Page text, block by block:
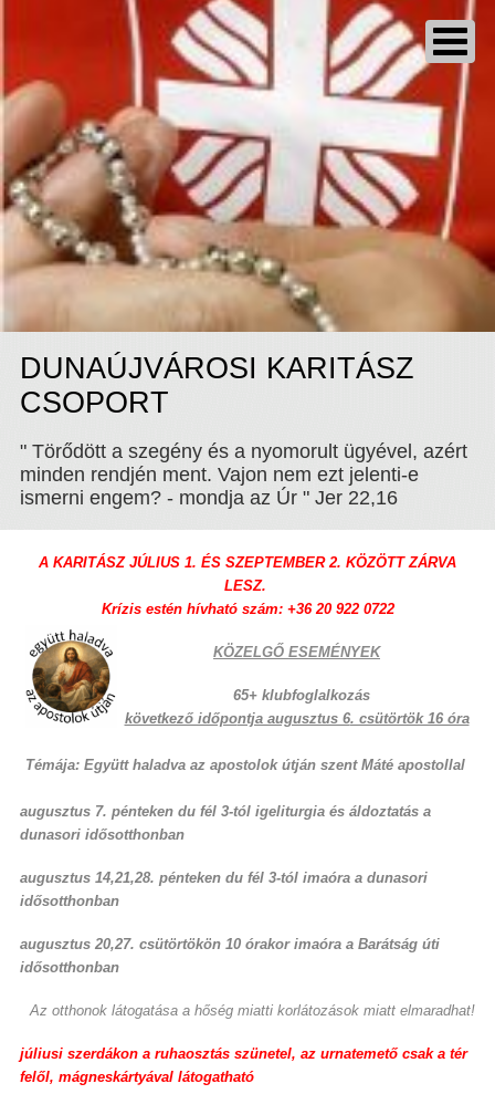
DUNAÚJVÁROSI KARITÁSZ
CSOPORT
" Törődött a szegény és a nyomorult ügyével, azért
minden rendjén ment. Vajon nem ezt jelenti-e
ismerni engem? - mondja az Úr " Jer 22,16
A KARITÁSZ JÚLIUS 1. ÉS SZEPTEMBER 2. KÖZÖTT ZÁRVA
LESZ.
Krízis estén hívható szám: +36 20 922 0722
KÖZELGŐ ESEMÉNYEK
65+ klubfoglalkozás
következő időpontja augusztus 6. csütörtök 16 óra
Témája: Együtt haladva az apostolok útján szent Máté apostollal
augusztus 7. pénteken du fél 3-tól igeliturgia és áldoztatás a
dunasori idősotthonban
augusztus 14,21,28. pénteken du fél 3-tól imaóra a dunasori
idősotthonban
augusztus 20,27. csütörtökön 10 órakor imaóra a Barátság úti
idősotthonban
Az otthonok látogatása a hőség miatti korlátozások miatt elmaradhat!
júliusi szerdákon a ruhaosztás szünetel, az urnatemető csak a tér
felől, mágneskártyával látogatható